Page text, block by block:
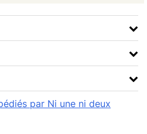
par Ni une ni deux